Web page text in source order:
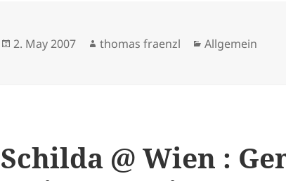
Posted
2. May 2007 Author
thomas fraenzl Categories
Allgemein
Schilda @ Wien :